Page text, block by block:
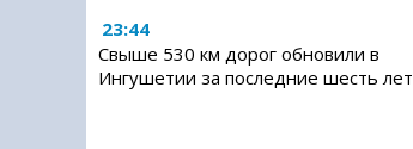
23:44
Свыше 530 км дорог обновили в
Ингушетии за последние шесть лет